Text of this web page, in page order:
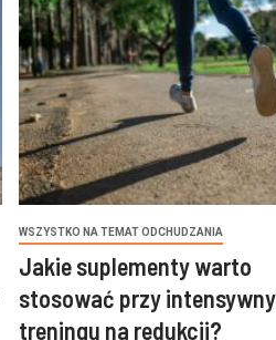
WSZYSTKO NA TEMAT ODCHUDZANIA
Jakie suplementy warto
stosować przy
treningu na redukcji?